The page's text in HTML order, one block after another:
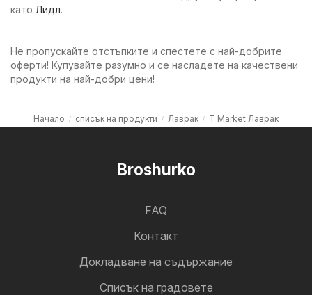
като Лидл.
Не пропускайте отстъпките и спестете с най-добрите
оферти! Купувайте разумно и се насладете на качествени
продукти на най-добри цени!
Начало списък на продукти Лаврак T Market Лаврак
Broshurko
FAQ
Контакт
Докладване на съдържание
Cписък на градовете